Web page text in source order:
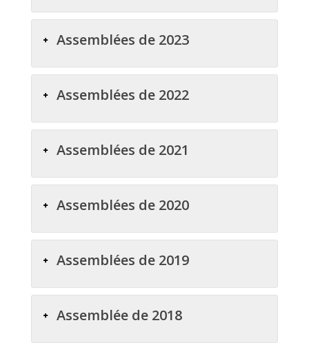
Assemblées de 2023
Assemblées de 2022
Assemblées de 2021
Assemblées de 2020
Assemblées de 2019
Assemblée de 2018